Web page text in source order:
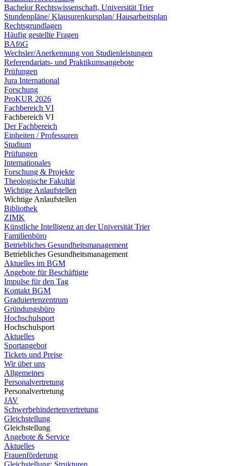
Bachelor Rechtswissenschaft, Universität Trier
Stundenpläne/ Klausurenkursplan/ Hausarbeitsplan
Rechtsgrundlagen
Häufig gestellte Fragen
BAföG
Wechsler/Anerkennung von Studienleistungen
Referendariats- und Praktikumsangebote
Prüfungen
Jura International
Forschung
ProKUR 2026
Fachbereich VI
Fachbereich VI
Der Fachbereich
Einheiten / Professuren
Studium
Prüfungen
Internationales
Forschung & Projekte
Theologische Fakultät
Wichtige Anlaufstellen
Wichtige Anlaufstellen
Bibliothek
ZIMK
Künstliche Intelligenz an der Universität Trier
Familienbüro
Betriebliches Gesundheitsmanagement
Betriebliches Gesundheitsmanagement
Aktuelles im BGM
Angebote für Beschäftigte
Impulse für den Tag
Kontakt BGM
Graduiertenzentrum
Gründungsbüro
Hochschulsport
Hochschulsport
Aktuelles
Sportangebot
Tickets und Preise
Wir über uns
Allgemeines
Personalvertretung
Personalvertretung
JAV
Schwerbehindertenvertretung
Gleichstellung
Gleichstellung
Angebote & Service
Aktuelles
Frauenförderung
Gleichstellung: Strukturen